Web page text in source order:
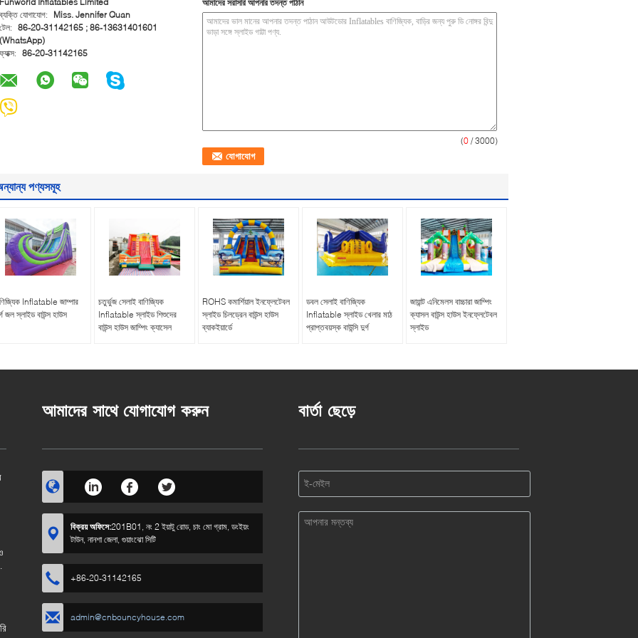
ব্যক্তি যোগাযোগ:
Miss. Jennifer Quan
টেল: 86-20-31142165 ; 86-13631401601
(WhatsApp)
ফ্যাক্স: 86-20-31142165
আমাদের সরাসরি আপনার তদন্ত পাঠান
(0 / 3000)
পণ্যসমূহ
Inflatable জাম্পার
জল স্লাইড বাউন্স হাউস
চতুর্ভুজ সেলাই বাণিজ্যিক
Inflatable স্লাইড শিশুদের
বাউন্স হাউস জাম্পিং ক্যাসেল
ROHS কমার্শিয়াল ইনফ্লেটেবল
স্লাইড চিলড্রেন বাউন্স হাউস
ব্যাকইয়ার্ডে
ডবল সেলাই বাণিজ্যিক
Inflatable স্লাইড খেলার মাঠ
প্রাপ্তবয়স্ক বাউন্সি দুর্গ
জায়ান্ট এনিমেলস বাচ্চারা জাম্পিং
ক্যাসল বাউন্স হাউস ইনফ্লেটেবল
স্লাইড
আমাদের সাথে যোগাযোগ করুন
বিক্রয় অফিসে:201B01, নং 2 ইয়াটু রোড, চাং মো গ্রাম, ডংইয়ং
টাউন, নানশা জেলা, গুয়াংঝো সিটি
+86-20-31142165
admin@cnbouncyhouse.com
বার্তা ছেড়ে